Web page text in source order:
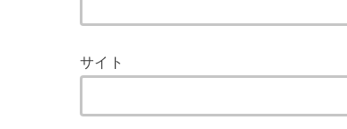
サイト